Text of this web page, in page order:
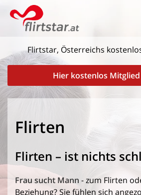
Flirtstar, Österreichs
Hier kostenlos
Flirten
Flirten – ist nichts
Frau sucht Mann - zum Flirten
Beziehung? Sie fühlen sich